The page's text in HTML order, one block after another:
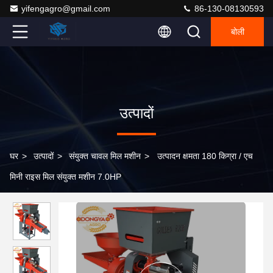
yifengagro@gmail.com 86-130-08130593
बोली
उत्पादों
घर > उत्पादों > संयुक्त चावल मिल मशीन > उत्पादन क्षमता 180 किग्रा / एच
मिनी राइस मिल संयुक्त मशीन 7.0HP